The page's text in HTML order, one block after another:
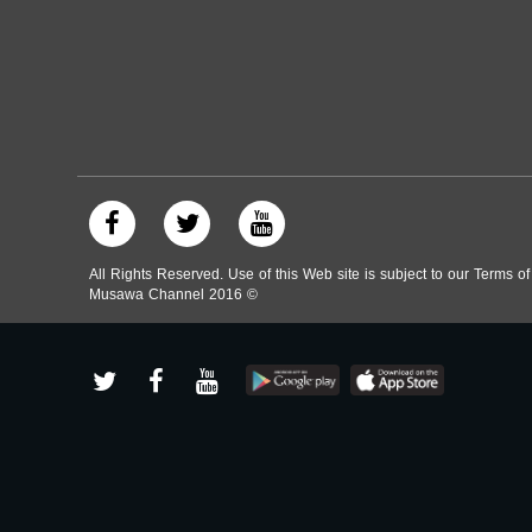
All Rights Reserved. Use of this Web site is subject to our Terms
©
2016